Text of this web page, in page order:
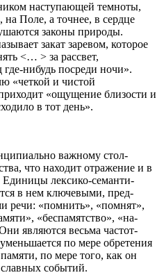
наступающей темно­ты,
Поле, а точнее, в сердце
законы природы.
закат заревом, которое
<… > за рассвет,
нибудь посреди ночи».
«четкой и чистой
«ощущение близости и
в тот день».
важному стол­
что находит отражение и в
Единицы лексико-семанти­
в нем ключевыми, пред­
речи: «помнить», «помнят»,
«беспамятство», «на­
являются весьма частот­
по мере обретения
по мере того, как он
событий.